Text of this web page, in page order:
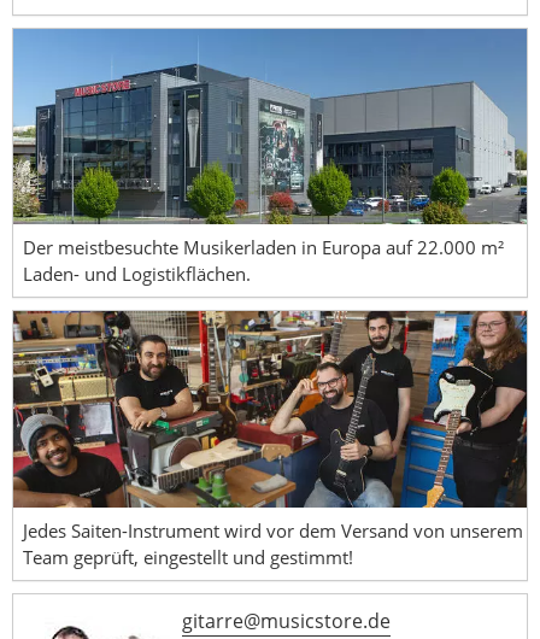
Der meistbesuchte Musikerladen in Europa auf 22.000 m²
Laden- und Logistikflächen.
Jedes Saiten-Instrument wird vor dem Versand von unserem
Team geprüft, eingestellt und gestimmt!
gitarre@musicstore.de